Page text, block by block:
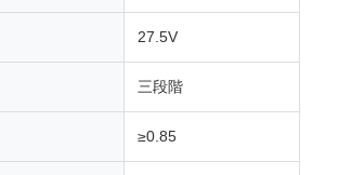
27.5V
三段階
≥0.85